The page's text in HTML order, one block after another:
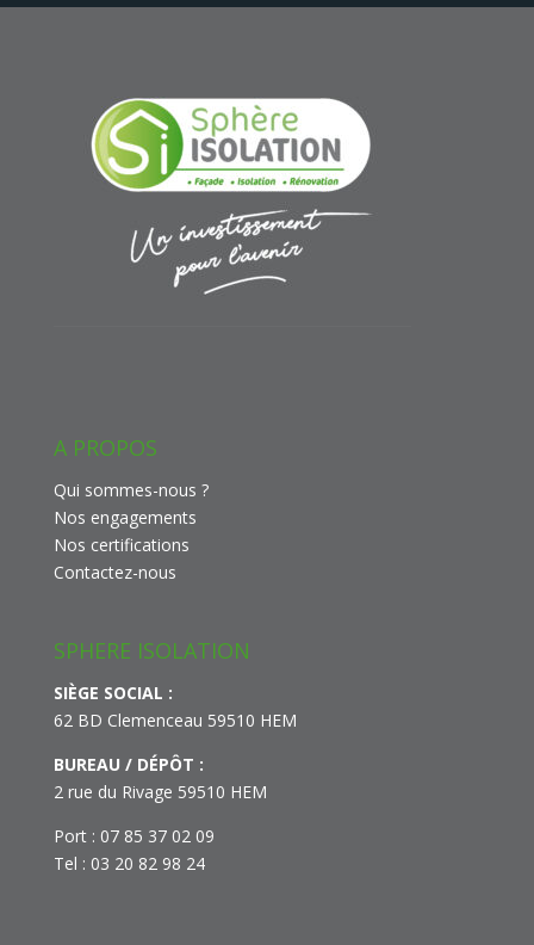
A PROPOS
Qui sommes-nous ?
Nos engagements
Nos certifications
Contactez-nous
SPHERE ISOLATION
SIÈGE SOCIAL :
62 BD Clemenceau 59510 HEM
BUREAU / DÉPÔT :
2 rue du Rivage 59510 HEM
Port : 07 85 37 02 09
Tel : 03 20 82 98 24